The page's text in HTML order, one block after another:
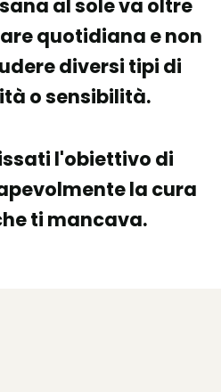
al sole va oltre
quotidiana e non
diversi tipi di
o sensibilità.
l'obiettivo di
la cura
ti mancava.